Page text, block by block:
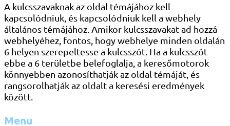
A kulcsszavaknak az oldal témájához kell
kapcsolódniuk, és kapcsolódniuk kell a webhely
általános témájához. Amikor kulcsszavakat ad hozzá
webhelyéhez, fontos, hogy webhelye minden oldalán
6 helyen szerepeltesse a kulcsszót. Ha a kulcsszót
ebbe a 6 területbe belefoglalja, a keresőmotorok
könnyebben azonosíthatják az oldal témáját, és
rangsorolhatják az oldalt a keresési eredmények
között.
Menu